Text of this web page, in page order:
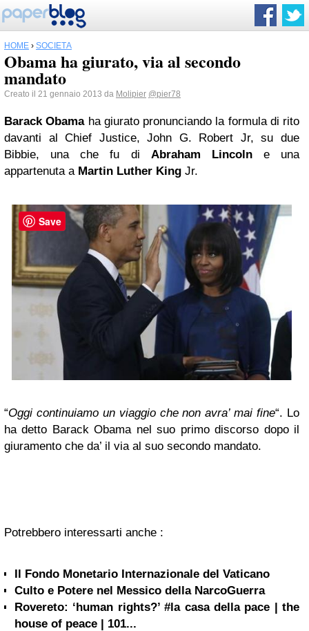
HOME › SOCIETÀ
Obama ha giurato, via al secondo
mandato
Creato il 21 gennaio 2013 da Molipier @pier78
Barack Obamaha giurato pronunciando la formula di rito
davanti al Chief Justice, John G. Robert Jr, su due
Bibbie, una che fu di Abraham Lincolne una
appartenuta a Martin Luther King Jr.
“Oggi continuiamo un viaggio che non avra’ mai fine“. Lo
ha detto Barack Obama nel suo primo discorso dopo il
giuramento che da’ il via al suo secondo mandato.
Potrebbero interessarti anche :
Il Fondo Monetario Internazionale del Vaticano
Culto e Potere nel Messico della NarcoGuerra
Rovereto: ‘human rights?’ #la casa della pace | the
house of peace | 101...
Save